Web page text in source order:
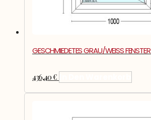
GESCHMIEDETES GRAU/WEISS
436,40€